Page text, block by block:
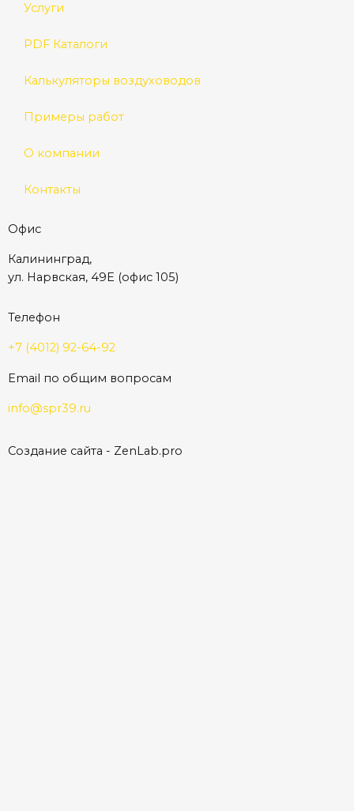
Услуги
PDF Каталоги
Калькуляторы воздуховодов
Примеры работ
О компании
Контакты
Офис
Калининград,
ул. Нарвская, 49Е (офис 105)
Телефон
+7 (4012) 92-64-92
Email по общим вопросам
info@spr39.ru
Создание сайта - ZenLab.pro